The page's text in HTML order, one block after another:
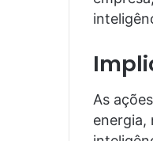
As
energia,